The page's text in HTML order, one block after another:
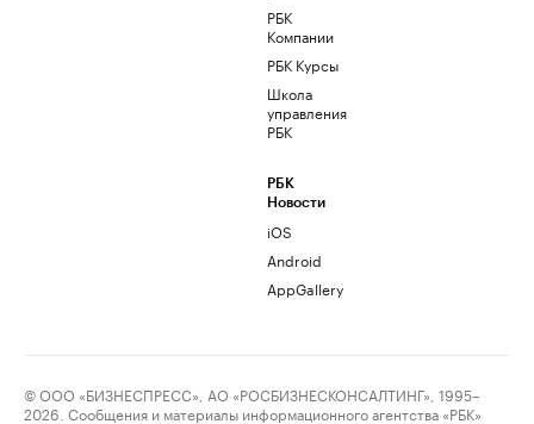
РБК
Компании
РБК Курсы
Школа
управления
РБК
РБК
Новости
iOS
Android
AppGallery
© ООО «БИЗНЕСПРЕСС», АО «РОСБИЗНЕСКОНСАЛТИНГ», 1995–
2026. Сообщения и материалы информационного агентства «РБК»